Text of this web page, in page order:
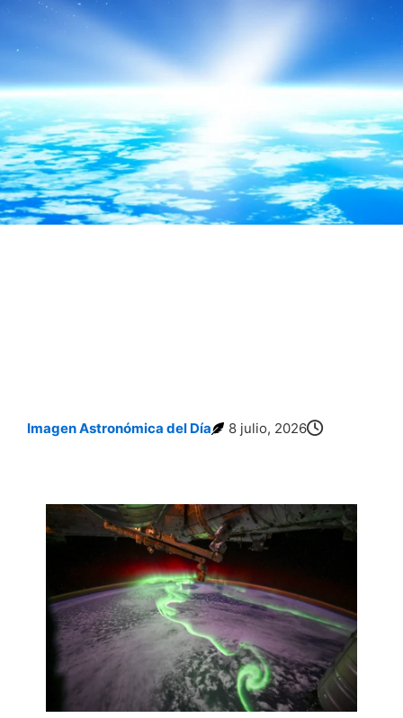
Imagen Astronómica del Día 8 julio, 2026